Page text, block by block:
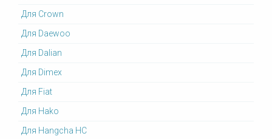
Для Crown
Для Daewoo
Для Dalian
Для Dimex
Для Fiat
Для Hako
Для Hangcha HC